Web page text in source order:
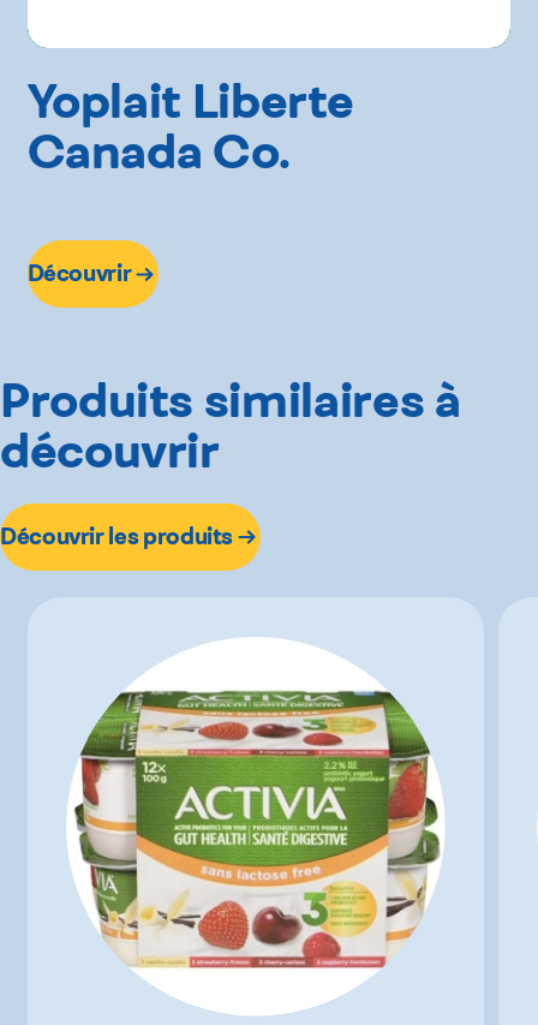
Yoplait Liberte
Canada Co.
Découvrir
Produits similaires à
découvrir
Découvrir les produits